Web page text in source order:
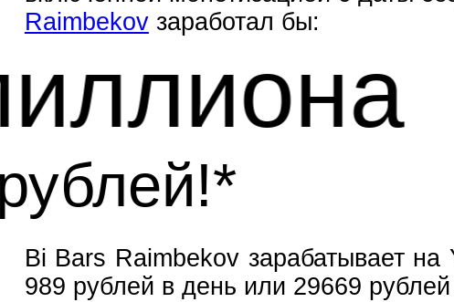
Raimbekovзаработал бы:
4
537 тысяч
Bi Bars Raimbekov зарабатывает на
989 рублей в день или 29669